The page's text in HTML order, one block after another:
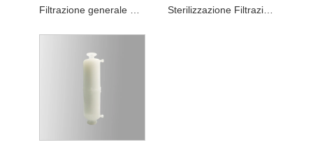
Sterilizzazione Filtrazione Filtri a capsula MAX PES